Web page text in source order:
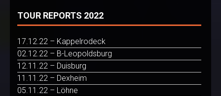
TOUR REPORTS 2022
17.12.22 – Kappelrodeck
02.12.22 – B-Leopoldsburg
12.11.22 – Duisburg
11.11.22 – Dexheim
05.11.22 – Löhne